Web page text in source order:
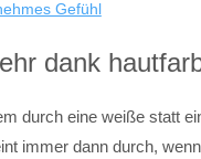
Gefühl
dank
durch eine weiße statt
immer dann durch,